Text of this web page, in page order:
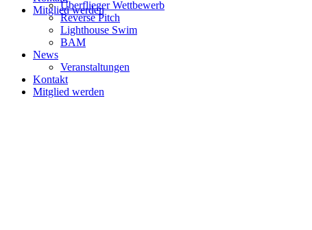
Überflieger Wettbewerb
Reverse Pitch
Lighthouse Swim
BAM
News
Veranstaltungen
Kontakt
Mitglied werden
Mitglied werden